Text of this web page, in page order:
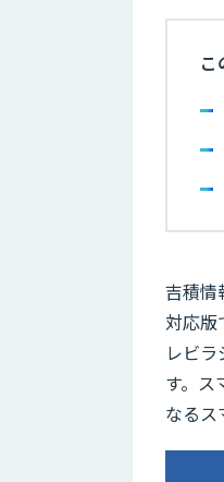
こ
吉積情
対応版
レビ
す。ス
なるス